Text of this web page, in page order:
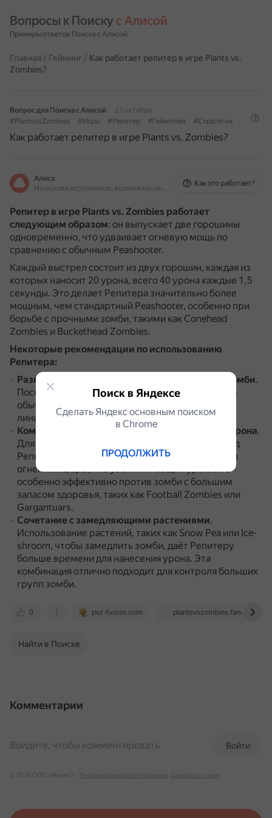
Вопросы к Поиску с Алисой
Примеры ответов Поиска с Алисой
Главная / Гейминг / Как работает репитер в игре Plants vs.
Zombies?
Вопрос для Поиска с Алисой
23 октября
#PlantsvsZombies
#Игры #Репитер #Геймплей #Стратегия
Как работает репитер в игре Plants vs. Zombies?
Алиса
На основе источников, возможны неточности
Как это работает?
Репитер в игре Plants vs. Zombies работает
следующим образом: он выпускает две горошины
одновременно, что удваивает огневую мощь по
сравнению с обычным Peashooter.
Каждый выстрел состоит из двух горошин, каждая из
которых наносит 20 урона, всего 40 урона каждые 1,5
секунды. Это делает Репитера значительно более
мощным, чем стандартный Peashooter, особенно при
борьбе с прочными зомби, такими как Conehead
Zombies и Buckethead Zombies.
Некоторые рекомендации по использованию
Репитера:
Размещение на линиях с высоким трафиком зомби.
Поскольку Репитер стреляет в два раза быстрее
обычного Peashooter, его лучше размещать на
линиях, где зомби больше или они прочнее.
Комбинация с Torchwood для максимального урона.
Для мощной комбинации нужно поставить перед
Репитером Torchwood.Горошины превратятся в
огненные шары, что увеличит общий урон.Это
особенно эффективно против зомби с большим
запасом здоровья, таких как Football Zombies или
Gargantuars.
Сочетание с замедляющими растениями.
Использование растений, таких как Snow Pea или Ice-
shroom, чтобы замедлить зомби, даёт Репитеру
больше времени для нанесения урона. Эта
комбинация отлично подходит для контроля больших
групп зомби.
0 pvz-fusion.com plantsvszombies.fandom.com
Найти в Поиске
Комментарии
Войти
Войдите, чтобы комментировать
© 2026 ООО «Яндекс» Пользовательское соглашение Связаться с нами
Поиск в Яндексе
Сделать Яндекс основным поиском
в Сhrome
ПРОДОЛЖИТЬ